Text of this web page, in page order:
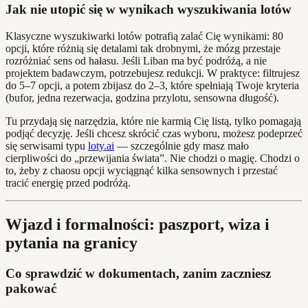
Jak nie utopić się w wynikach wyszukiwania lotów
Klasyczne wyszukiwarki lotów potrafią zalać Cię wynikami: 80
opcji, które różnią się detalami tak drobnymi, że mózg przestaje
rozróżniać sens od hałasu. Jeśli Liban ma być podróżą, a nie
projektem badawczym, potrzebujesz redukcji. W praktyce: filtrujesz
do 5–7 opcji, a potem zbijasz do 2–3, które spełniają Twoje kryteria
(bufor, jedna rezerwacja, godzina przylotu, sensowna długość).
Tu przydają się narzędzia, które nie karmią Cię listą, tylko pomagają
podjąć decyzję. Jeśli chcesz skrócić czas wyboru, możesz podeprzeć
się serwisami typu loty.ai — szczególnie gdy masz mało
cierpliwości do „przewijania świata”. Nie chodzi o magię. Chodzi o
to, żeby z chaosu opcji wyciągnąć kilka sensownych i przestać
tracić energię przed podróżą.
Wjazd i formalności: paszport, wiza i
pytania na granicy
Co sprawdzić w dokumentach, zanim zaczniesz
pakować